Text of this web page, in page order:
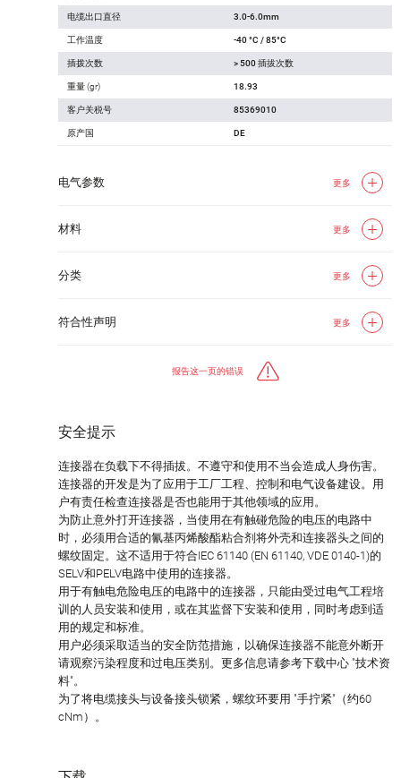
电缆出口直径 3.0-6.0mm
工作温度 -40 °C / 85°C
插拨次数 > 500 插拔次数
重量 (gr) 18.93
客户关税号 85369010
原产国 DE
电气参数 更多
材料 更多
分类 更多
符合性声明 更多
报告这一页的错误
安全提示
连接器在负载下不得插拔。不遵守和使用不当会造成人身伤害。
连接器的开发是为了应用于工厂工程、控制和电气设备建设。用
户有责任检查连接器是否也能用于其他领域的应用。
为防止意外打开连接器，当使用在有触碰危险的电压的电路中
时，必须用合适的氰基丙烯酸酯粘合剂将外壳和连接器头之间的
螺纹固定。这不适用于符合IEC 61140 (EN 61140, VDE 0140-1)的
SELV和PELV电路中使用的连接器。
用于有触电危险电压的电路中的连接器，只能由受过电气工程培
训的人员安装和使用，或在其监督下安装和使用，同时考虑到适
用的规定和标准。
用户必须采取适当的安全防范措施，以确保连接器不能意外断开
请观察污染程度和过电压类别。更多信息请参考下载中心 "技术资
料"。
为了将电缆接头与设备接头锁紧，螺纹环要用 "手拧紧"（约60
cNm）。